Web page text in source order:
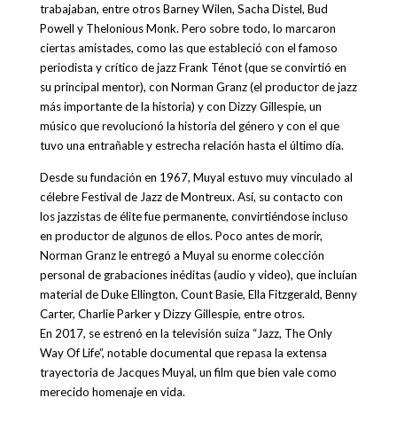
trabajaban, entre otros Barney Wilen, Sacha Distel, Bud
Powell y Thelonious Monk. Pero sobre todo, lo marcaron
ciertas amistades, como las que estableció con el famoso
periodista y crítico de jazz Frank Ténot (que se convirtió en
su principal mentor), con Norman Granz (el productor de jazz
más importante de la historia) y con Dizzy Gillespie, un
músico que revolucionó la historia del género y con el que
tuvo una entrañable y estrecha relación hasta el último día.
Desde su fundación en 1967, Muyal estuvo muy vinculado al
célebre Festival de Jazz de Montreux. Así, su contacto con
los jazzistas de élite fue permanente, convirtiéndose incluso
en productor de algunos de ellos. Poco antes de morir,
Norman Granz le entregó a Muyal su enorme colección
personal de grabaciones inéditas (audio y video), que incluían
material de Duke Ellington, Count Basie, Ella Fitzgerald, Benny
Carter, Charlie Parker y Dizzy Gillespie, entre otros.
En 2017, se estrenó en la televisión suiza “Jazz, The Only
Way Of Life”, notable documental que repasa la extensa
trayectoria de Jacques Muyal, un film que bien vale como
merecido homenaje en vida.